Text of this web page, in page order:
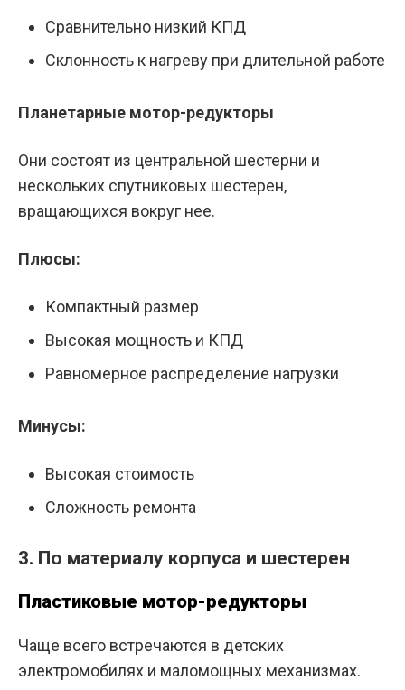
Сравнительно низкий КПД
Склонность к нагреву при длительной работе
Планетарные мотор-редукторы
Они состоят из центральной шестерни и
нескольких спутниковых шестерен,
вращающихся вокруг нее.
Плюсы:
Компактный размер
Высокая мощность и КПД
Равномерное распределение нагрузки
Минусы:
Высокая стоимость
Сложность ремонта
3. По материалу корпуса и шестерен
Пластиковые мотор-редукторы
Чаще всего встречаются в детских
электромобилях и маломощных механизмах.